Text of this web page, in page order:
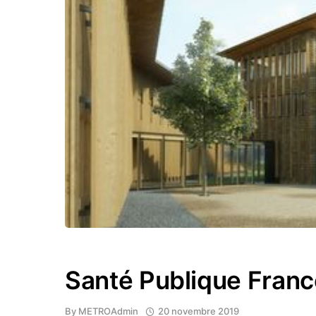
Santé Publique
By METROAdmin 20 novembre 2019